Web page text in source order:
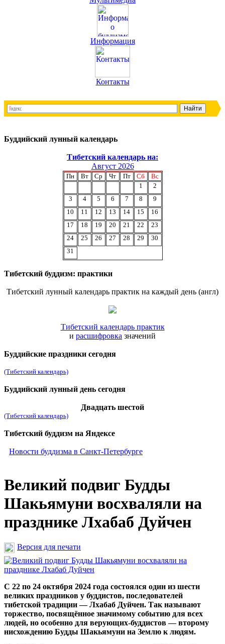
Информация
Контакты
Буддийский лунный календарь
Тибетский календарь на:
Август 2026
Пн Вт Ср Чт Пт Сб
Вс
1
2
3
4 5 6 7 8
9
10
11 12 13 14 15
16
17
18 19 20 21 22
23
24
25 26 27 28 29
30
31
Тибетский буддизм: практики
Тибетский лунный календарь практик на каждый день (англ)
Тибетский календарь практик
и расшифровка значений
Буддийские праздники сегодня
(Тибетский календарь)
Буддийский лунный день сегодня
Двадцать шестой
(Тибетский календарь)
Тибетский буддизм на Яндексе
Новости буддизма в Санкт-Петербурге
Великий подвиг Будды
Шакьямуни восхваляли на
празднике Лхабаб Дуйчен
Версия для печати
С 22 по 24 октября 2024 года состоялся один из шести
великих праздников у буддистов, последователей
тибетской традиции — Лхабаб Дуйчен. Так называют
торжество, посвящённое значимому событию для всех
людей, но особенно для верующих-буддистов— второму
нисхождению Будды Шакьямуни на Землю к людям.